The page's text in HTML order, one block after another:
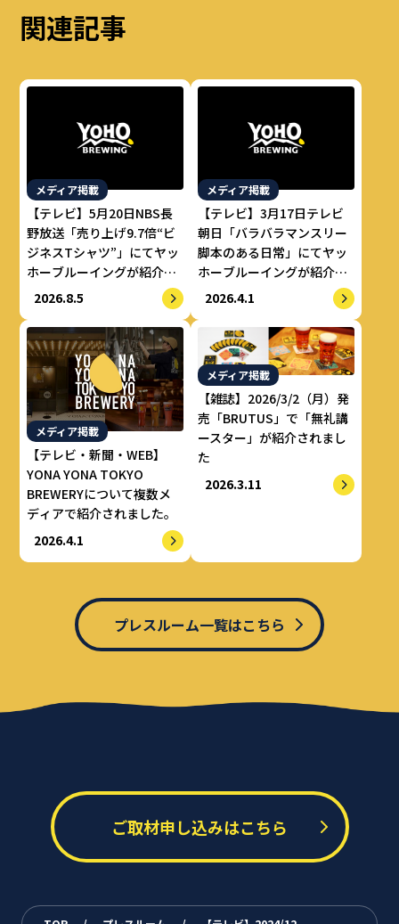
関連記事
メディア掲載
【テレビ】5月20日NBS長
野放送「売り上げ9.7倍“ビ
ジネスTシャツ”」にてヤッ
ホーブルーイングが紹介さ
れました。
2026.8.5
メディア掲載
【テレビ】3月17日テレビ
朝日「バラバラマンスリー
脚本のある日常」にてヤッ
ホーブルーイングが紹介さ
れました。
2026.4.1
メディア掲載
【テレビ・新聞・WEB】
YONA YONA TOKYO
BREWERYについて複数メ
ディアで紹介されました。
2026.4.1
メディア掲載
【雑誌】2026/3/2（月）発
売「BRUTUS」で「無礼講
ースター」が紹介されまし
た
2026.3.11
プレスルーム一覧はこちら
ご取材申し込みはこちら